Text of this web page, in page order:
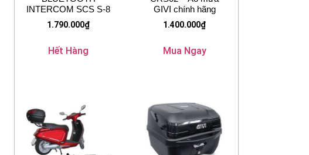
INTERCOM SCS S-8
1.790.000₫
Hết Hàng
GIVI chính hãng
1.400.000₫
Mua Ngay